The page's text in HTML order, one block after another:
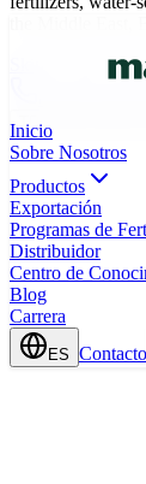
Skip to main
TR
Inicio
Sobre Nosotros
Productos
Exportación
Programas de
Distribuidor
Centro de
Blog
Carrera
ES Contacto